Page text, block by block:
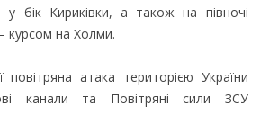
у бік Кириківки, а також на півночі
– курсом на Холми.
повітряна атака територією України
канали та Повітряні сили ЗСУ